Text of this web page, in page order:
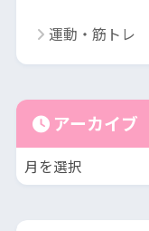
運動・筋トレ
アーカイブ